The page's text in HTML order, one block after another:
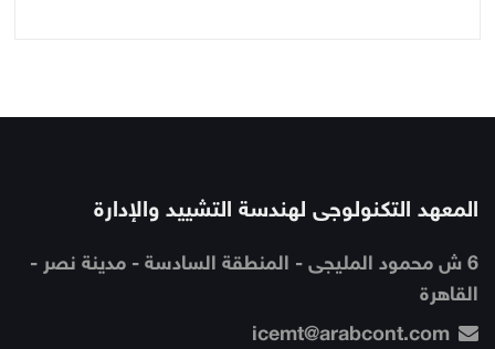
المعهد التكنولوجى لهندسة التشييد والإدارة
6 ش محمود المليجى - المنطقة السادسة - مدينة نصر -
القاهرة
icemt@arabcont.com